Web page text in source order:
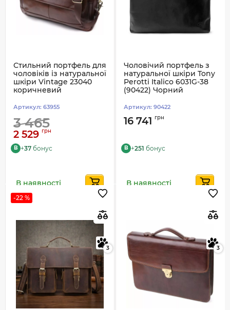
Стильний портфель для
чоловіків із натуральної
шкіри Vintage 23040
коричневий
Артикул: 63955
3 465
2 529 грн
B +37 бонус
В наявності
Чоловічий портфель з
натуральної шкіри Tony
Perotti Italico 6031G-38
(90422) Чорний
Артикул: 90422
16 741 грн
B +251 бонус
В наявності
-22 %
3 3